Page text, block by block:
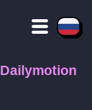
Dailymotion